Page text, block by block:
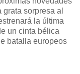
sorpresa al
la última
un cinta bélica
batalla europeos